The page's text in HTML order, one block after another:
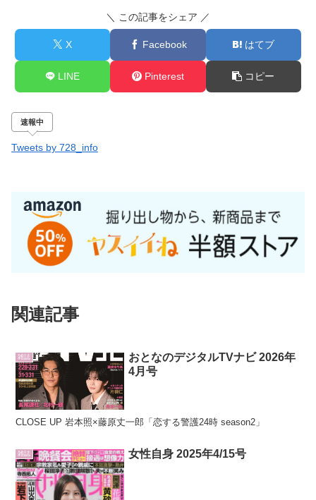
＼ この記事をシェア ／
X Facebook はてブ
LINE Pinterest コピー
速報中
Tweets by 728_info
関連記事
雑誌
おとなのデジタルTVナビ 2026年
4月号
CLOSE UP 岩本照×藤原丈一郎「恋する警護24時 season2」
雑誌 女性自身 2025年4/15号